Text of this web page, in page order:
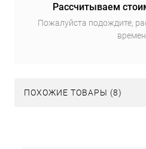
Рассчитываем
Пожалуйста подождите,
ПОХОЖИЕ ТОВАРЫ (8)